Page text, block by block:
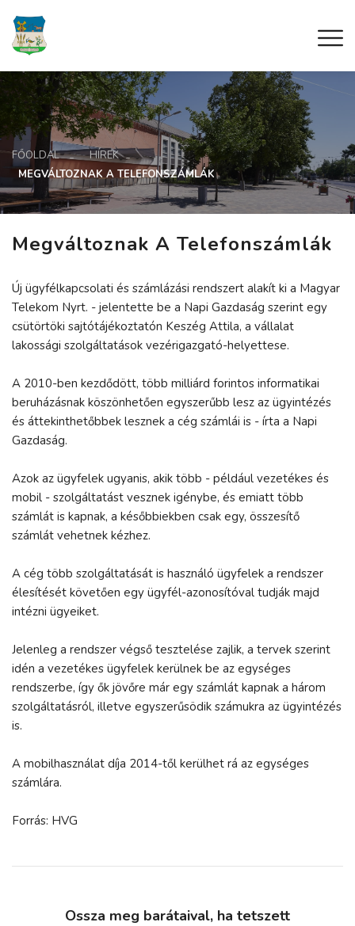
FŐOLDAL
HÍREK
MEGVÁLTOZNAK A TELEFONSZÁMLÁK
Megváltoznak A Telefonszámlák
Új ügyfélkapcsolati és számlázási rendszert alakít ki a Magyar
Telekom Nyrt. - jelentette be a Napi Gazdaság szerint egy
csütörtöki sajtótájékoztatón Keszég Attila, a vállalat
lakossági szolgáltatások vezérigazgató-helyettese.
A 2010-ben kezdődött, több milliárd forintos informatikai
beruházásnak köszönhetően egyszerűbb lesz az ügyintézés
és áttekinthetőbbek lesznek a cég számlái is - írta a Napi
Gazdaság.
Azok az ügyfelek ugyanis, akik több - például vezetékes és
mobil - szolgáltatást vesznek igénybe, és emiatt több
számlát is kapnak, a későbbiekben csak egy, összesítő
számlát vehetnek kézhez.
A cég több szolgáltatását is használó ügyfelek a rendszer
élesítését követően egy ügyfél-azonosítóval tudják majd
intézni ügyeiket.
Jelenleg a rendszer végső tesztelése zajlik, a tervek szerint
idén a vezetékes ügyfelek kerülnek be az egységes
rendszerbe, így ők jövőre már egy számlát kapnak a három
szolgáltatásról, illetve egyszerűsödik számukra az ügyintézés
is.
A mobilhasználat díja 2014-től kerülhet rá az egységes
számlára.
Forrás: HVG
Ossza meg barátaival, ha tetszett